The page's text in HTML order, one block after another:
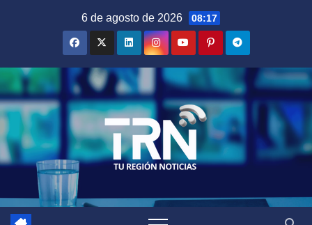
6 de agosto de 2026 08:17